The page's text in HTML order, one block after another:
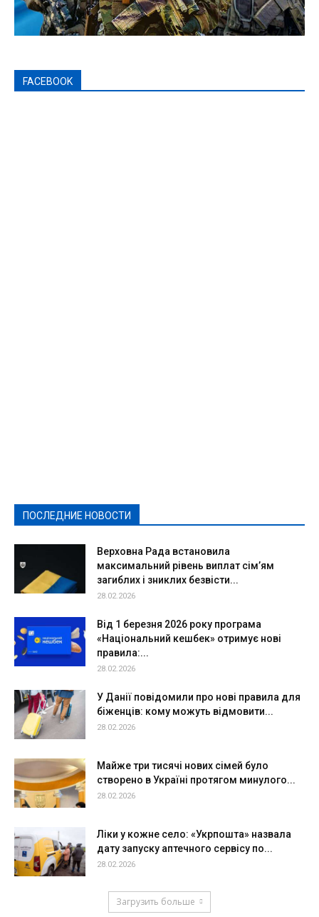
FACEBOOK
ПОСЛЕДНИЕ НОВОСТИ
Верховна Рада встановила
максимальний рівень виплат сім’ям
загиблих і зниклих безвісти...
28.02.2026
Від 1 березня 2026 року програма
«Національний кешбек» отримує нові
правила:...
28.02.2026
У Данії повідомили про нові правила для
біженців: кому можуть відмовити...
28.02.2026
Майже три тисячі нових сімей було
створено в Україні протягом минулого...
28.02.2026
Ліки у кожне село: «Укрпошта» назвала
дату запуску аптечного сервісу по...
28.02.2026
Загрузить больше